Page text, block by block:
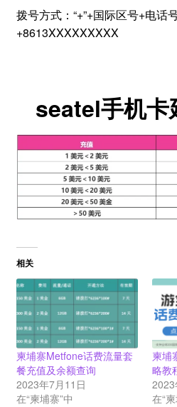
拨号方式：“+”+国际区号+电话
+8613XXXXXXXXX
seatel手机卡
相关
柬埔寨Metfone话费流量套
餐充值及余额查询
2023年7月11日
在“柬埔寨”中
柬埔
略教
2023
在“